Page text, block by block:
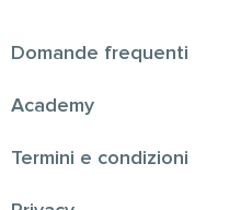
Domande frequenti
Academy
Termini e condizioni